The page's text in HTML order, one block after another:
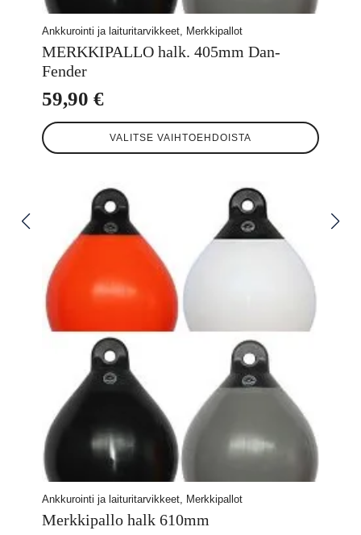
Ankkurointi ja laituritarvikkeet, Merkkipallot
MERKKIPALLO halk. 405mm Dan-
Fender
59,90 €
VALITSE VAIHTOEHDOISTA
Tällä
tuotteella
muunnelma.
valinnat
tuotteen
sivulla.
Ankkurointi ja laituritarvikkeet, Merkkipallot
Merkkipallo halk 610mm